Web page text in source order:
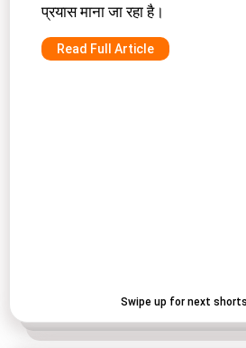
प्रयास माना जा रहा है।
Read Full Article
Swipe up for next shorts